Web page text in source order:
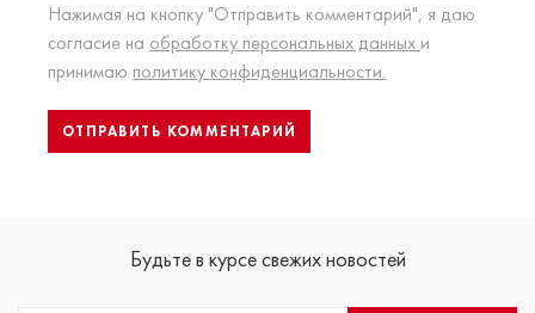
Нажимая на кнопку "Отправить комментарий", я даю
согласие на обработку персональных данных и
принимаю политику конфиденциальности.
Будьте в курсе свежих новостей